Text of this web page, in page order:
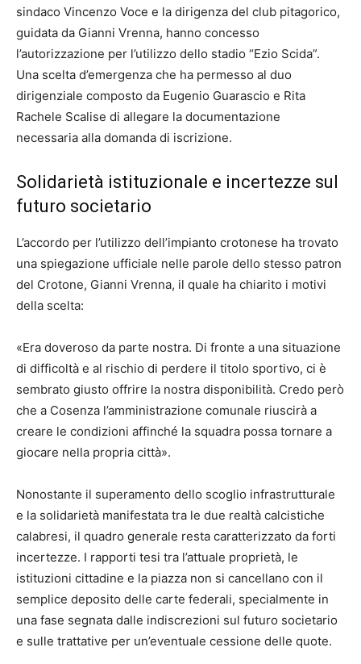
sindaco Vincenzo Voce e la dirigenza del club pitagorico,
guidata da Gianni Vrenna, hanno concesso
l’autorizzazione per l’utilizzo dello stadio “Ezio Scida”.
Una scelta d’emergenza che ha permesso al duo
dirigenziale composto da Eugenio Guarascio e Rita
Rachele Scalise di allegare la documentazione
necessaria alla domanda di iscrizione.
Solidarietà istituzionale e incertezze sul
futuro societario
L’accordo per l’utilizzo dell’impianto crotonese ha trovato
una spiegazione ufficiale nelle parole dello stesso patron
del Crotone, Gianni Vrenna, il quale ha chiarito i motivi
della scelta:
«Era doveroso da parte nostra. Di fronte a una situazione
di difficoltà e al rischio di perdere il titolo sportivo, ci è
sembrato giusto offrire la nostra disponibilità. Credo però
che a Cosenza l’amministrazione comunale riuscirà a
creare le condizioni affinché la squadra possa tornare a
giocare nella propria città».
Nonostante il superamento dello scoglio infrastrutturale
e la solidarietà manifestata tra le due realtà calcistiche
calabresi, il quadro generale resta caratterizzato da forti
incertezze. I rapporti tesi tra l’attuale proprietà, le
istituzioni cittadine e la piazza non si cancellano con il
semplice deposito delle carte federali, specialmente in
una fase segnata dalle indiscrezioni sul futuro societario
e sulle trattative per un’eventuale cessione delle quote.